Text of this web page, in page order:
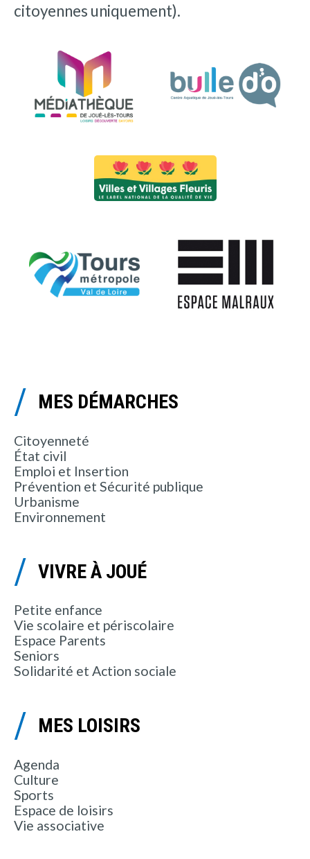
citoyennes uniquement).
MES DÉMARCHES
Citoyenneté
État civil
Emploi et Insertion
Prévention et Sécurité publique
Urbanisme
Environnement
VIVRE À JOUÉ
Petite enfance
Vie scolaire et périscolaire
Espace Parents
Seniors
Solidarité et Action sociale
MES LOISIRS
Agenda
Culture
Sports
Espace de loisirs
Vie associative